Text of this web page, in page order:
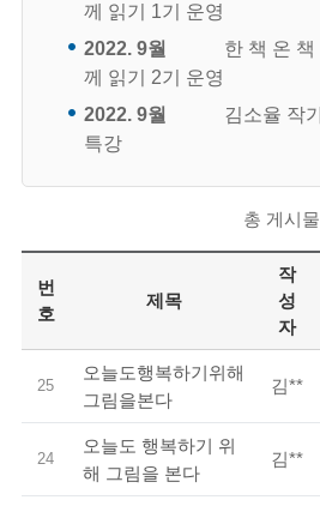
께 읽기 1기 운영
2022. 9월
한 책 온 책
께 읽기 2기 운영
2022. 9월
김소율 작
특강
총 게시
번
호
제목
작
성
자
25
오늘도행복하기위해
그림을본다
김**
24
오늘도 행복하기 위
해 그림을 본다
김**